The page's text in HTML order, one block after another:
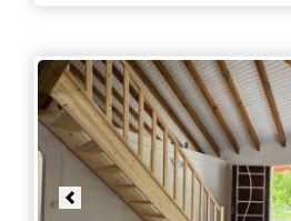
Previous